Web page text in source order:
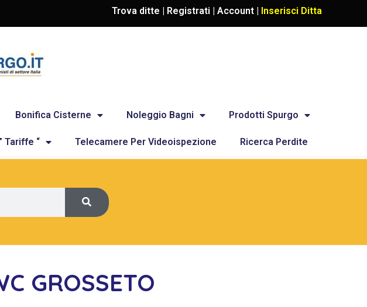
Trova ditte | Registrati | Account | Inserisci Ditta
Bonifica Cisterne Noleggio Bagni Prodotti Spurgo
Tariffe “ Telecamere Per Videoispezione Ricerca Perdite
GROSSETO